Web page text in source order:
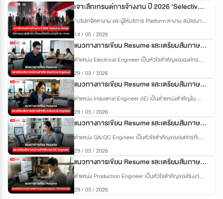
เจาะลึกเทรนด์การจ้างงาน ปี 2026 ‘Selective
Hiring’ เมื่อตลาดแรงงานไม่ได้ขาดคน แต่ขาดคน
ที่องค์กรมองว่าคุ้มค่า
“บริษัทจัดหางาน และผู้ให้บริการ Platform หางาน สมัครงาน
ประกอบการ ประจำไตรมาส 1/2569 สะท้อนชัดว่า ผู้ประกอบ
การได้เปลี่ยนผ่านจากการจ้างงานแบบดั้งเดิมสู่การยอมจ่าย
‘ค่าตัวพรีเมียม’ เพื่อดึงดูดกลุ่ม Specialist เข้ามาเป็นหัวหอก
ในการพาธุรกิจให้อยู่รอด
14 / 05 / 2026
แนวทางการเขียน Resume และเตรียมสัมภาษณ์
งานสำหรับ Electrical Engineer
ตำแหน่ง Electrical Engineer เป็นหัวใจสำคัญขององค์กร
ไฟฟ้าและอุปกรณ์อิเล็กทรอนิกส์ ผู้ที่ทำงานในตำแหน่งนี้จะรับ
ผิดชอบ การออกแบบ ติดตั้ง บำรุงรักษา และตรวจสอบระบบ
ไฟฟ้าและควบคุมอัตโนมัติ เพื่อให้ระบบทำงานได้อย่าง
ปลอดภัยและมีประสิทธิภาพ บทความนี้ถูกออกแบบเป็นคู่มือ
เจาะลึกสำหรับผู้สมัครทุกระดับ ตั้งแต่ Junior ถึง Senior
ครอบคลุมตั้งแต่การสร้าง Resume ให้โดดเด่นไปจนถึงการเต
รียมตัวสัมภาษณ์เชิงเทคนิคและ Behavioral
29 / 03 / 2026
แนวทางการเขียน Resume และเตรียมสัมภาษณ์
งานสำหรับ Industrial Engineer
ตำแหน่ง Industrial Engineer (IE) เป็นตำแหน่งสำคัญใน
ปรับปรุงประสิทธิภาพ กระบวนการผลิต และการจัดการ
ทรัพยากร ให้เกิดผลลัพธ์สูงสุด IE ไม่เพียงแค่ดูแลการผลิต
แต่ต้องวิเคราะห์ workflow, ลด waste, เพิ่ม productivity และ
ออกแบบระบบที่เหมาะสมกับทรัพยากรทั้งคนและเครื่องจักร
บทความนี้ถูกออกแบบเป็นคู่มือเจาะลึกสำหรับผู้สมัครทุก
ระดับ ตั้งแต่ Junior ถึง Senior ครอบคลุมตั้งแต่การสร้าง
Resume ให้โดดเด่นไปจนถึงการเตรียมตัวสัมภาษณ์เชิง
เทคนิคและ Behavioral
29 / 03 / 2026
แนวทางการเขียน Resume และเตรียมสัมภาษณ์
งานสำหรับ QA/QC Engineer
ตำแหน่ง QA/QC Engineer เป็นหัวใจสำคัญขององค์กรที่เน้น
ในเชิงกระบวนการและผลิตภัณฑ์ เพื่อให้มั่นใจว่าสินค้าหรือ
บริการมีคุณภาพตามมาตรฐาน ISO, GMP, IATF หรือ
มาตรฐานอุตสาหกรรมอื่น ๆ งานนี้ไม่ใช่แค่การตรวจสอบ แต่
ต้องสามารถ วิเคราะห์ข้อมูล ปรับปรุงกระบวนการ และลด
ความเสี่ยงเชิงคุณภาพ บทความนี้ถูกออกแบบเป็นคู่มือเจาะ
29 / 03 / 2026
แนวทางการเขียน Resume และเตรียมสัมภาษณ์
งานสำหรับ Production Engineer / วิศวกรการ
ตำแหน่ง Production Engineer เป็นหัวใจสำคัญของโรงงาน
วางแผน การควบคุมคุณภาพ การปรับปรุงประสิทธิภาพ ไป
29 / 03 / 2026